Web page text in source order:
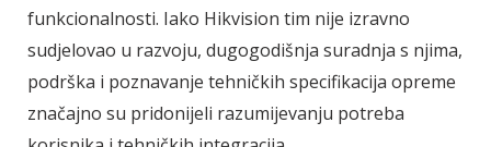
funkcionalnosti. Iako Hikvision tim nije izravno
sudjelovao u razvoju, dugogodišnja suradnja s njima,
podrška i poznavanje tehničkih specifikacija opreme
značajno su pridonijeli razumijevanju potreba